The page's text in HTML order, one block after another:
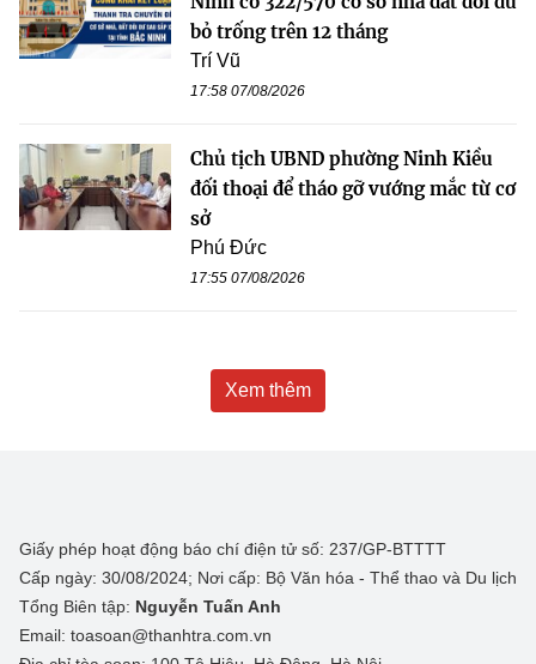
bỏ trống trên 12 tháng
Trí Vũ
17:58 07/08/2026
Chủ tịch UBND phường Ninh Kiều
đối thoại để tháo gỡ vướng mắc từ cơ
sở
Phú Đức
17:55 07/08/2026
Xem thêm
Giấy phép hoạt động báo chí điện tử số: 237/GP-BTTTT
Cấp ngày: 30/08/2024; Nơi cấp: Bộ Văn hóa - Thể thao và Du lịch
Tổng Biên tập: Nguyễn Tuấn Anh
Email: toasoan@thanhtra.com.vn